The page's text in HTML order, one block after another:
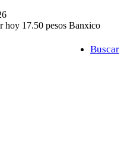
hoy 17.50 pesos Banxico
Buscar